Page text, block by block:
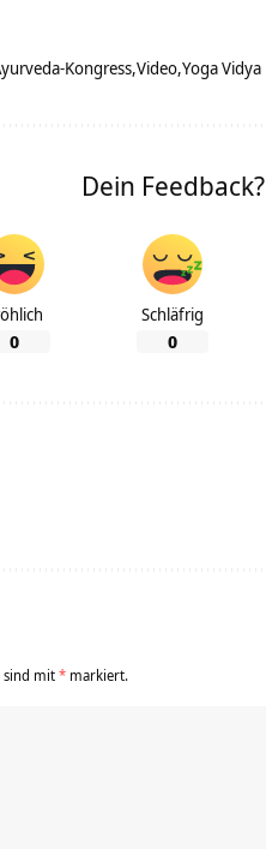
Kongress Video Yoga Vidya
Dein Feedback?
0
Schläfrig
0
sind mit* markiert.